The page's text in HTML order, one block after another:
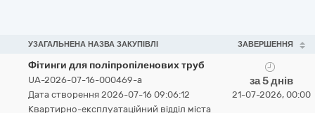
УЗАГАЛЬНЕНА НАЗВА ЗАКУПІВЛІ ЗАВЕРШЕННЯ
Фітинги для поліпропіленових труб
UA-2026-07-16-000469-a
Дата створення 2026-07-16 09:06:12
Квартирно-експлуатаційний відділ міста
за 5 днів
21-07-2026, 00:00